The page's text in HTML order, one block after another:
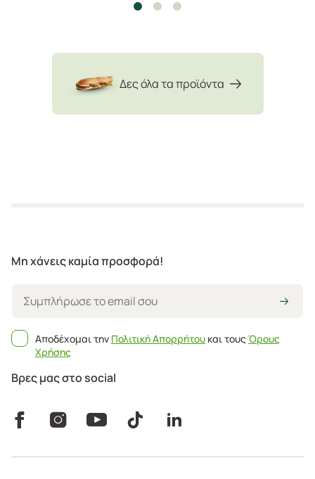
Δες όλα τα προϊόντα
Μη χάνεις καμία προσφορά!
Αποδέχομαι την Πολιτική Απορρήτου και τουςΌρους
Χρήσης
Βρες μας στο social